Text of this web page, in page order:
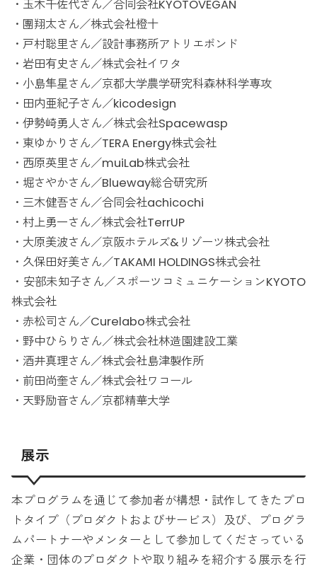
・玉木千佐代さん／合同会社KYOTOVEGAN
・團翔太さん／株式会社橙十
・戸村聡里さん／設計事務所アトリエボンド
・岩田有史さん／株式会社イワタ
・小島隼星さん／京都大学農学研究科森林科学専攻
・田内亜紀子さん／kicodesign
・伊勢崎勇人さん／株式会社Spacewasp
・東ゆかりさん／TERA Energy株式会社
・西原英里さん／muiLab株式会社
・堀さやかさん／Blueway総合研究所
・三木健吾さん／合同会社achicochi
・村上勇一さん／株式会社TerrUP
・大原美波さん／京阪ホテルズ&リゾーツ株式会社
・久保田好美さん／TAKAMI HOLDINGS株式会社
・安部未知子さん／スポーツコミュニケーションKYOTO
株式会社
・赤松司さん／Curelabo株式会社
・野中ひらりさん／株式会社林造園建設工業
・酒井真理さん／株式会社島津製作所
・前田尚奎さん／株式会社ワコール
・天野励音さん／京都精華大学
展示
本プログラムを通じて参加者が構想・試作してきたプロ
トタイプ（プロダクトおよびサービス）及び、プログラ
ムパートナーやメンターとして参加してくださっている
企業・団体のプロダクトや取り組みを紹介する展示を行